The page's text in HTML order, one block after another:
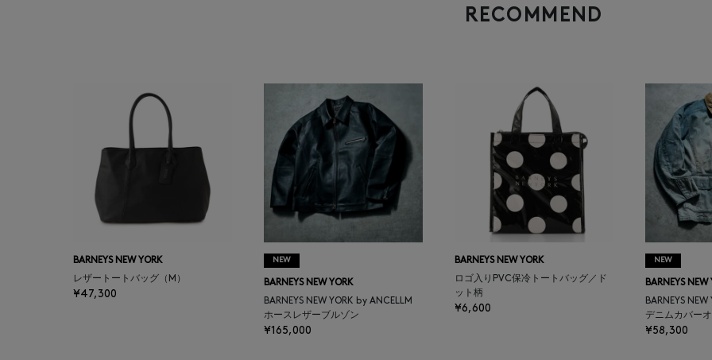
BALENCIAGA
BARBA
BARNEYS NEW YORK
BASERANGE
RECOMMEND
BARNEYS NEW YORK
レザートートバッグ（M）
¥47,300
NEW
BARNEYS NEW YORK
BARNEYS NEW YORK by ANCELLM
ホースレザーブルゾン
¥165,000
BARNEYS NEW YORK
ロゴ入りPVC保冷トートバッグ／ド
ット柄
¥6,600
NEW
BARNEYS NEW
BARNEYS
デニムカバー
¥58,300